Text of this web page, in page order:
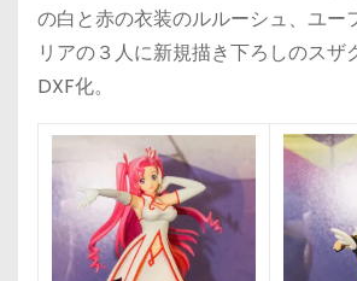
の白と赤の衣装のルルーシュ、ユー
リアの３人に新規描き下ろしのスザ
DXF化。